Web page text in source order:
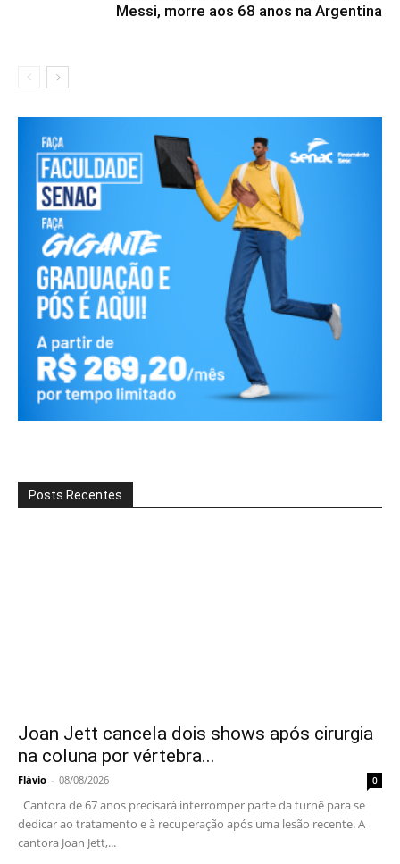
Messi, morre aos 68 anos na Argentina
Posts Recentes
Joan Jett cancela dois shows após cirurgia
na coluna por vértebra...
Flávio - 08/08/2026 0
Cantora de 67 anos precisará interromper parte da turnê para se
dedicar ao tratamento e à recuperação após uma lesão recente. A
cantora Joan Jett,...